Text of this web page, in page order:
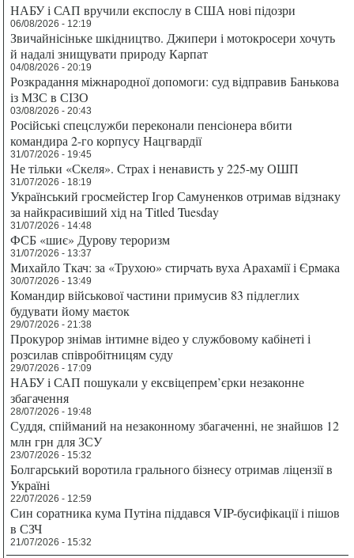
НАБУ і САП вручили експослу в США нові підозри
06/08/2026 - 12:19
Звичайнісіньке шкідництво. Джипери і мотокросери хочуть
й надалі знищувати природу Карпат
04/08/2026 - 20:19
Розкрадання міжнародної допомоги: суд відправив Банькова
із МЗС в СІЗО
03/08/2026 - 20:43
Російські спецслужби переконали пенсіонера вбити
командира 2-го корпусу Нацгвардії
31/07/2026 - 19:45
Не тільки «Скеля». Страх і ненависть у 225-му ОШП
31/07/2026 - 18:19
Український гросмейстер Ігор Самуненков отримав відзнаку
за найкрасивіший хід на Titled Tuesday
31/07/2026 - 14:48
ФСБ «шиє» Дурову тероризм
31/07/2026 - 13:37
Михайло Ткач: за «Трухою» стирчать вуха Арахамії і Єрмака
30/07/2026 - 13:49
Командир військової частини примусив 83 підлеглих
будувати йому маєток
29/07/2026 - 21:38
Прокурор знімав інтимне відео у службовому кабінеті і
розсилав співробітницям суду
29/07/2026 - 17:09
НАБУ і САП пошукали у ексвіцепрем’єрки незаконне
збагачення
28/07/2026 - 19:48
Суддя, спійманий на незаконному збагаченні, не знайшов 12
млн грн для ЗСУ
23/07/2026 - 15:32
Болгарський воротила грального бізнесу отримав ліцензії в
Україні
22/07/2026 - 12:59
Син соратника кума Путіна піддався VIP-бусифікації і пішов
в СЗЧ
21/07/2026 - 15:32